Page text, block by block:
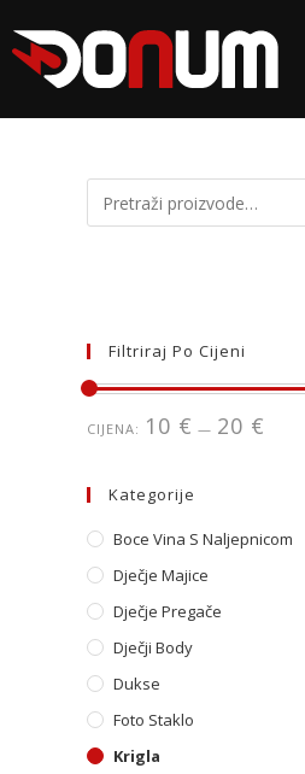
Filtriraj Po Cijeni
CIJENA: 10 € — 20 €
Kategorije
Boce Vina S Naljepnicom
Dječje Majice
Dječje Pregače
Dječji Body
Dukse
Foto Staklo
Krigla